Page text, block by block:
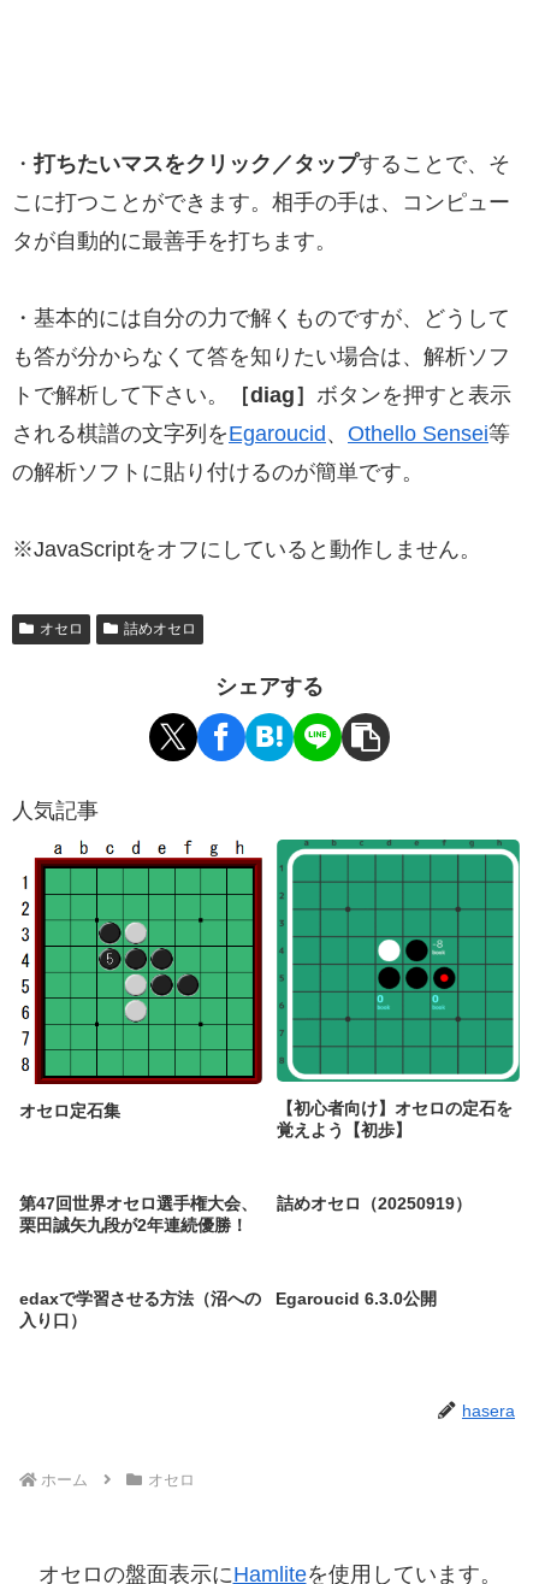
・打ちたいマスをクリック／タップすることで、そ
こに打つことができます。相手の手は、コンピュー
タが自動的に最善手を打ちます。
・基本的には自分の力で解くものですが、どうして
も答が分からなくて答を知りたい場合は、解析ソフ
トで解析して下さい。
［diag］ ボタンを押すと表示
される棋譜の文字列をEgaroucid、 Othello Sensei等
の解析ソフトに貼り付けるのが簡単です。
※JavaScriptをオフにしていると動作しません。
オセロ 詰めオセロ
シェアする
人気記事
オセロ定石集
【初心者向け】オセロの定石を
覚えよう【初歩】
第47回世界オセロ選手権大会、
栗田誠矢九段が2年連続優勝！
詰めオセロ（20250919）
edaxで学習させる方法（沼への
入り口）
Egaroucid 6.3.0公開
hasera
ホーム オセロ
オセロの盤面表示にHamliteを使用しています。